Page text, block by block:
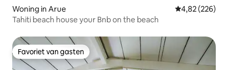
Woning in Arue Gemiddelde
4,82 (226)
Tahiti beach house your Bnb on the beach
Favoriet van gasten
Favoriet van gasten